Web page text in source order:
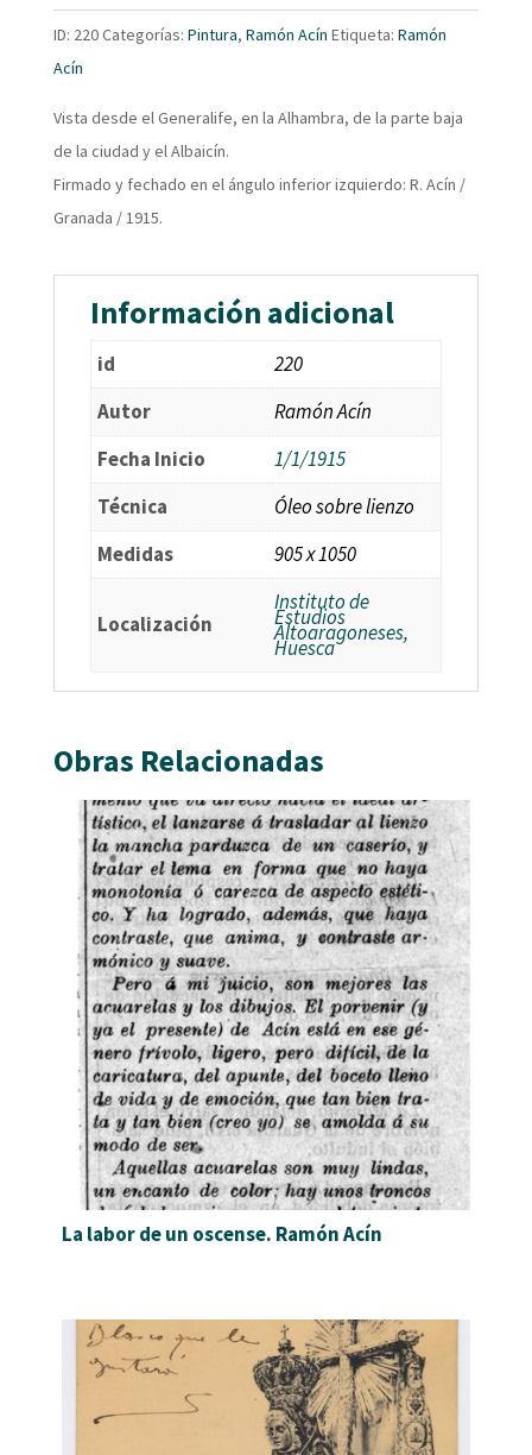
ID: 220Categorías: Pintura, Ramón Acín Etiqueta: Ramón
Acín
Vista desde el Generalife, en la Alhambra, de la parte baja
de la ciudad y el Albaicín.
Firmado y fechado en el ángulo inferior izquierdo: R. Acín /
Granada / 1915.
Información adicional
id
220
Autor
Ramón Acín
Fecha Inicio
1/1/1915
Técnica
Óleo sobre lienzo
Medidas
905 x 1050
Localización
Instituto de
Estudios
Altoaragoneses,
Huesca
Obras Relacionadas
La labor de un oscense. Ramón Acín